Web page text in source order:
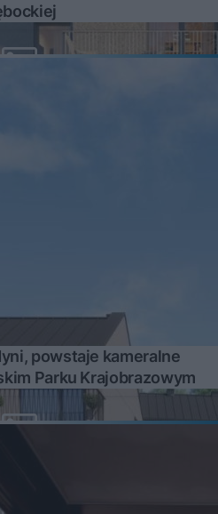
powstaje kameralne
Parku Krajobrazowym